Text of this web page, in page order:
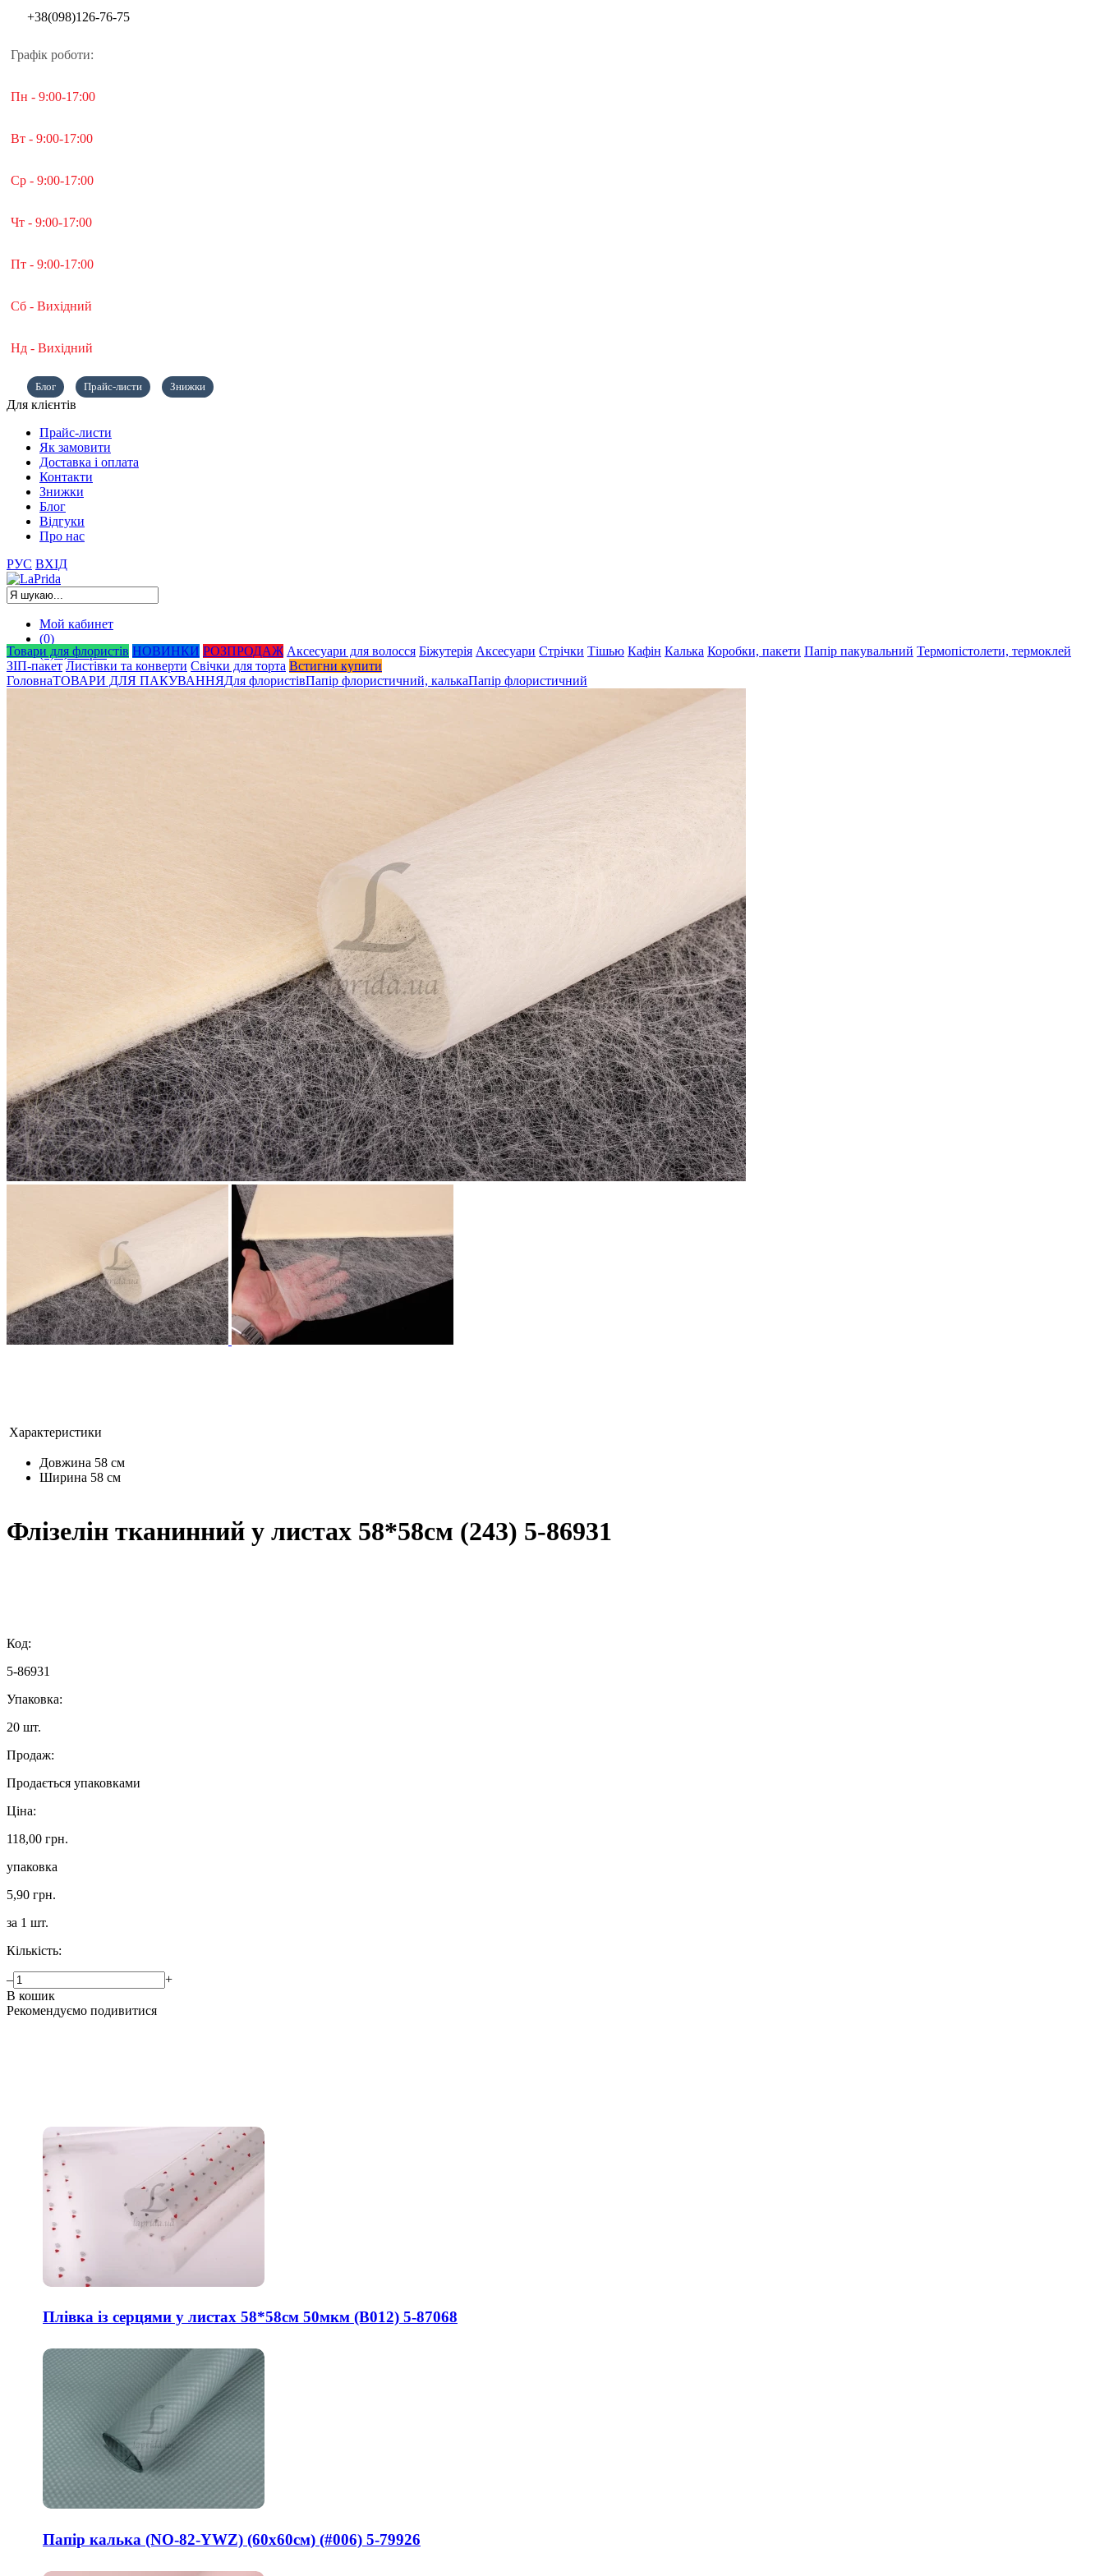
+38(098)126-76-75
Графік роботи:
Пн - 9:00-17:00
Вт - 9:00-17:00
Ср - 9:00-17:00
Чт - 9:00-17:00
Пт - 9:00-17:00
Сб - Вихідний
Нд - Вихідний
Блог Прайс-листи Знижки
Для клієнтів
Прайс-листи
Як замовити
Доставка і оплата
Контакти
Знижки
Блог
Відгуки
Про нас
РУС ВХІД
Мой кабинет
(0)
(0) 0,00грн.
Товари для флористів НОВИНКИ РОЗПРОДАЖ Аксесуари для волосся Біжутерія Аксесуари Стрiчки Тішью Кафін Калька Коробки, пакети Папір пакувальний Термопістолети, термоклей
ЗІП-пакет Листівки та конверти Свічки для торта Встигни купити
ГоловнаТОВАРИ ДЛЯ ПАКУВАННЯДля флористівПапір флористичний, калькаПапір флористичний
Характеристики
Довжина 58 см
Ширина 58 см
Флізелін тканинний у листах 58*58см (243) 5-86931
Код:
5-86931
Упаковка:
20 шт.
Продаж:
Продається упаковками
Ціна:
118,00 грн.
упаковка
5,90 грн.
за 1 шт.
Кількість:
–
+
В кошик
Рекомендуємо подивитися
Плівка із серцями у листах 58*58см 50мкм (В012) 5-87068
Папір калька (NO-82-YWZ) (60x60см) (#006) 5-79926